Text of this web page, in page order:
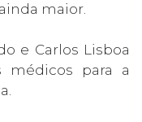
maior.
e Carlos Lisboa
médicos para a